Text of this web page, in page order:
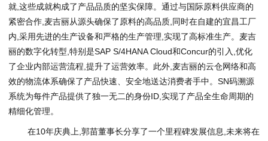
就,这些成就构成了产品品质的坚实保障。通过与国际原料供应商的
紧密合作,麦吉丽从源头确保了原料的高品质,同时在自建的宜昌工厂
内,采用先进的生产设备和严格的生产管理,实现了高标准生产。麦吉
丽的数字化转型,特别是SAP S/4HANA Cloud和Concur的引入,优化
了企业内部运营流程,提升了运营效率。此外,麦吉丽的云仓网络和高
效的物流体系确保了产品快速、安全地送达消费者手中。SN码溯源
系统为每件产品提供了独一无二的身份ID,实现了产品全生命周期的
精细化管理。
在10年庆典上,郭苗董事长分享了一个里程碑发展信息,未来将在